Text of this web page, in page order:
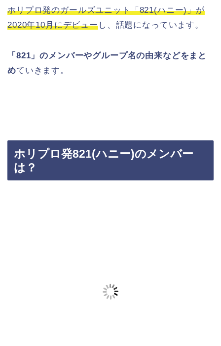
ホリプロ発のガールズユニット「821(ハニー)」が
2020年10月にデビューし、話題になっています。
「821」のメンバーやグループ名の由来などをまと
めていきます。
ホリプロ発821(ハニー)のメンバー
は？